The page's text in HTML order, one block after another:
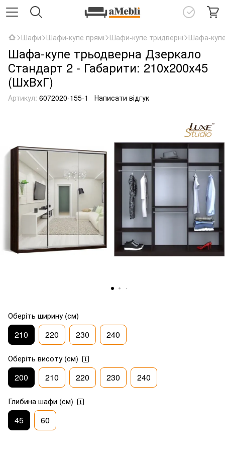
Шафи Шафи-купе прямі Шафи-купе тридверні Шафа-
Шафа-купе трьодверна Дзеркало
Стандарт 2 - Габарити: 210х200х45
(ШхВхГ)
Артикул: 6072020-155-1 Написати відгук
Оберіть ширину (см)
210 220 230 240
Оберіть висоту (см)
200 210 220 230 240
Глибина шафи (см)
45 60